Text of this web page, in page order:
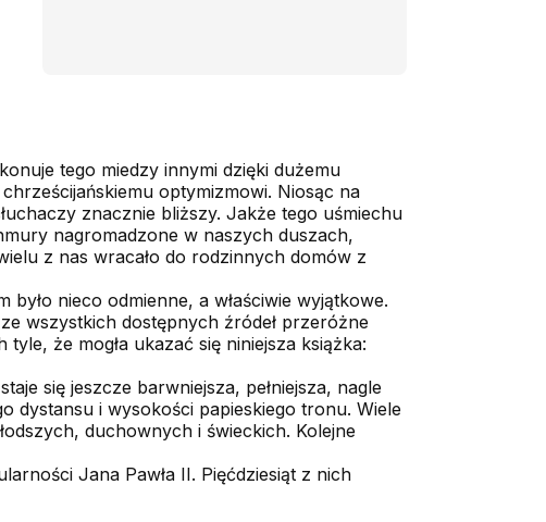
tego miedzy innymi dzięki dużemu
optymizmowi. Niosąc na
znacznie bliższy. Jakże tego uśmiechu
nagromadzone w naszych duszach,
z nas wracało do rodzinnych domów z
nieco odmienne, a właściwie wyjątkowe.
wszystkich dostępnych źródeł przeróżne
że mogła ukazać się niniejsza książka:
się jeszcze barwniejsza, pełniejsza, nagle
dystansu i wysokości papieskiego tronu. Wiele
duchownych i świeckich. Kolejne
Jana Pawła II. Pięćdziesiąt z nich